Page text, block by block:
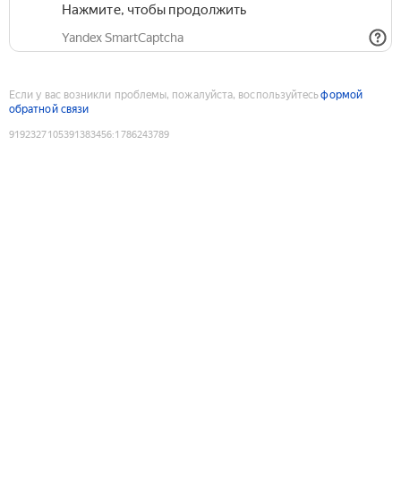
Нажмите, чтобы продолжить
Yandex SmartCaptcha
Если у вас возникли проблемы, пожалуйста, воспользуйтесьформой
обратной связи
9192327105391383456:1786243789